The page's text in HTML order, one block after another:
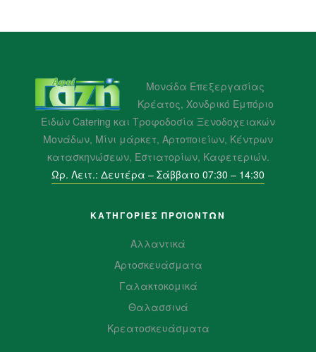
Μονάδα Επεξεργασίας
Κρέατος, Χονδρικό Εμπόριο
Ειδών Catering και Τροφοδοσία Ξενοδοχειακών
Μονάδων, Μίνι μάρκετ, Αρτοποιείων, Κέντρων
κατασκηνώσεων, Εστιατορίων, Καφετεριών.
Ωρ. Λειτ.: Δευτέρα – Σάββατο 07:30 – 14:30
ΚΑΤΗΓΟΡΙΕΣ ΠΡΟΪΌΝΤΩΝ
Αλλαντικά
Αρτοσκευάσματα
Γαλακτοκομικά
Θαλασσινά
Κρεατοσκευάσματα